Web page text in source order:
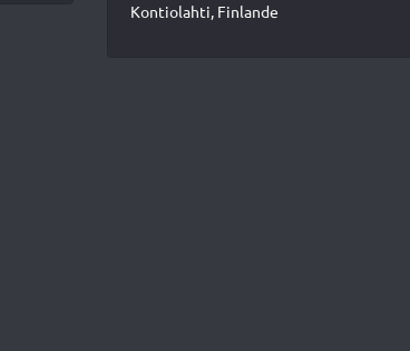
Kontiolahti, Finlande